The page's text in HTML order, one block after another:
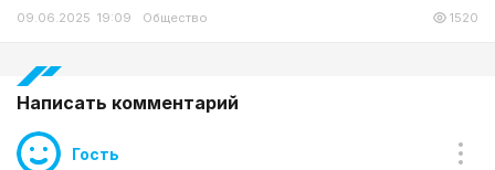
09.06.2025 19:09 Общество 1520
Написать комментарий
Гость